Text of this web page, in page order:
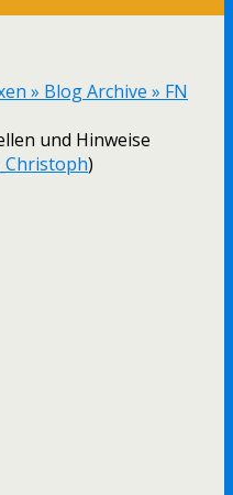
» Blog Archive » FN
und Hinweise
)